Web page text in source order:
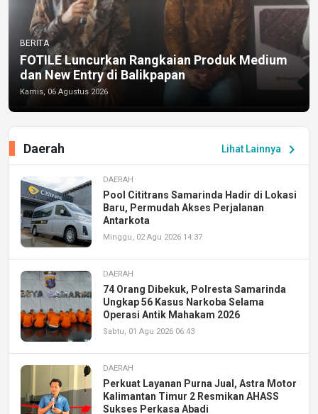
BERITA
FOTILE Luncurkan Rangkaian Produk Medium
dan New Entry di Balikpapan
Kamis, 06 Agustus 2026
Lihat Lainnya chevron_right
Daerah
DAERAH
Pool Cititrans Samarinda Hadir di Lokasi
Baru, Permudah Akses Perjalanan
Antarkota
Minggu, 02 Agu 2026 14:37
DAERAH
74 Orang Dibekuk, Polresta Samarinda
Ungkap 56 Kasus Narkoba Selama
Operasi Antik Mahakam 2026
Sabtu, 01 Agu 2026 06:43
DAERAH
Perkuat Layanan Purna Jual, Astra Motor
Kalimantan Timur 2 Resmikan AHASS
Sukses Perkasa Abadi